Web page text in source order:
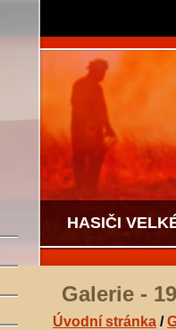
HASIČI
Galerie -
Úvodní stránka /